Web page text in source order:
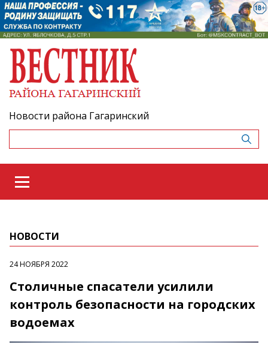
Новости района Гагаринский
НОВОСТИ
24 НОЯБРЯ 2022
Столичные спасатели усилили
контроль безопасности на городских
водоемах